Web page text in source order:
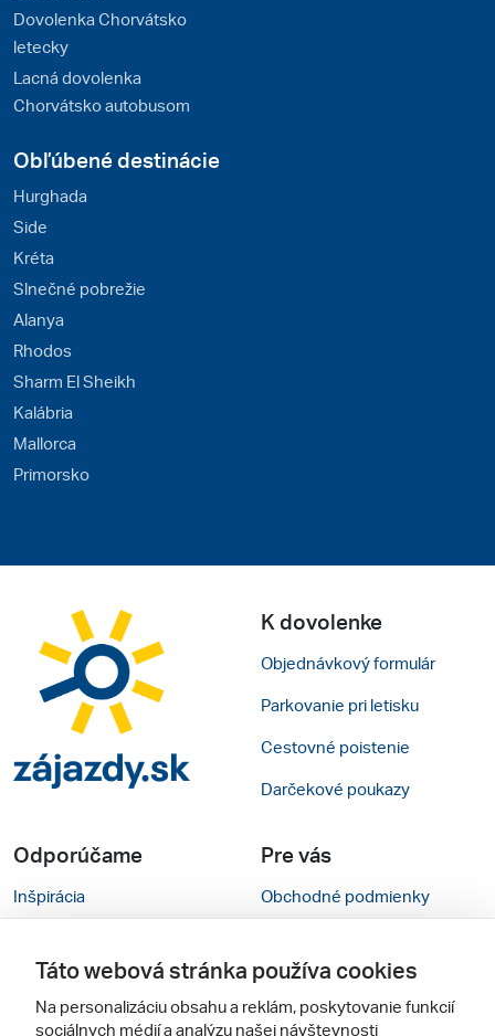
Dovolenka Chorvátsko
letecky
Lacná dovolenka
Chorvátsko autobusom
Obľúbené destinácie
Hurghada
Side
Kréta
Slnečné pobrežie
Alanya
Rhodos
Sharm El Sheikh
Kalábria
Mallorca
Primorsko
K dovolenke
Objednávkový formulár
Parkovanie pri letisku
Cestovné poistenie
Darčekové poukazy
Odporúčame
Inšpirácia
Cestovné kancelárie
Zájezdy.cz
Pre vás
Obchodné podmienky
Nastavenie cookies
Mobilná verzia webu
Táto webová stránka používa cookies
Na personalizáciu obsahu a reklám, poskytovanie funkcií
sociálnych médií a analýzu našej návštevnosti